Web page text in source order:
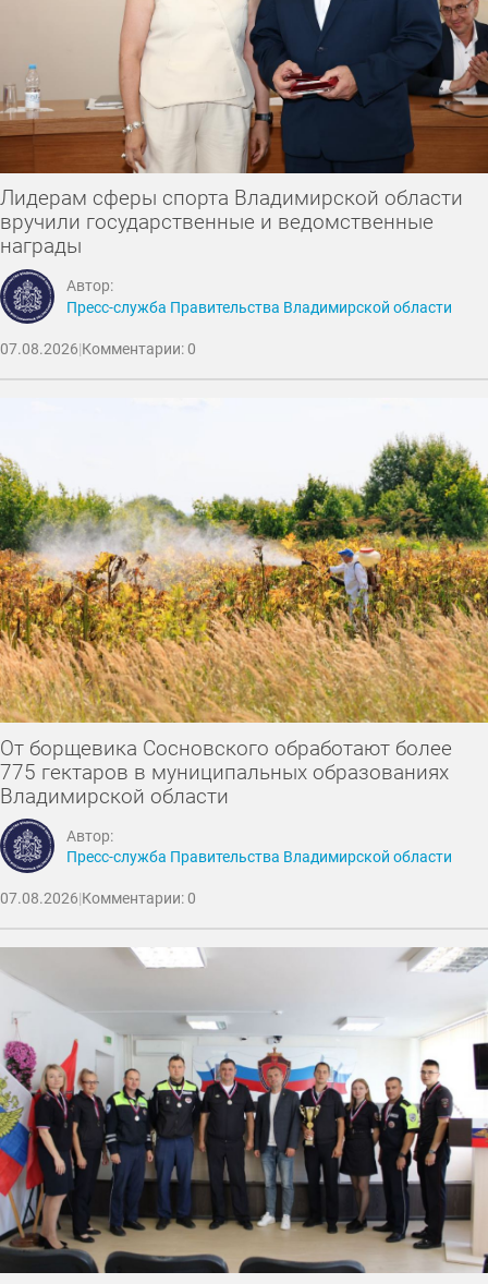
Лидерам сферы спорта Владимирской области
вручили государственные и ведомственные
награды
Автор:
Пресс-служба Правительства Владимирской области
07.08.2026|Комментарии: 0
От борщевика Сосновского обработают более
775 гектаров в муниципальных образованиях
Владимирской области
Автор:
Пресс-служба Правительства Владимирской области
07.08.2026|Комментарии: 0